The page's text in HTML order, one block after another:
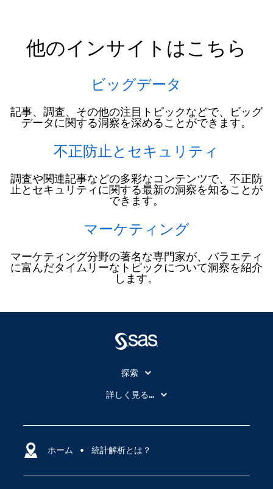
他のインサイトはこちら
ビッグデータ
記事、調査、その他の注目トピックなどで、ビッグ
データに関する洞察を深めることができます。
不正防止とセキュリティ
調査や関連記事などの多彩なコンテンツで、不正防
止とセキュリティに関する最新の洞察を知ることが
できます。
マーケティング
マーケティング分野の著名な専門家が、バラエティ
に富んだタイムリーなトピックについて洞察を紹介
します。
ホーム 統計解析とは？
探索
SASを選ぶ理由
アクセシビリティ
詳しく見る...
クラウド・コンピューティング